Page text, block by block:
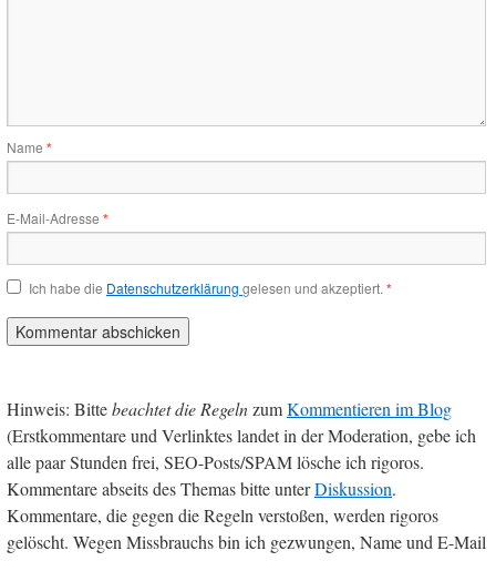
Name *
E-Mail-Adresse *
Ich habe die Datenschutzerklärung gelesen und akzeptiert. *
Hinweis: Bittebeachtet die RegelnzumKommentieren im Blog
(Erstkommentare und Verlinktes landet in der Moderation, gebe ich
alle paar Stunden frei, SEO-Posts/SPAM lösche ich rigoros.
Kommentare abseits des Themas bitte unterDiskussion.
Kommentare, die gegen die Regeln verstoßen, werden rigoros
gelöscht. Wegen Missbrauchs bin ich gezwungen, Name und E-Mail